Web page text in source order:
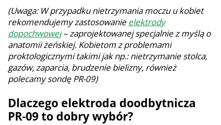
(Uwaga: W przypadku nietrzymania moczu u kobiet
rekomendujemy zastosowanie elektrody
dopochwowej– zaprojektowanej specjalnie z myślą o
anatomii żeńskiej. Kobietom z problemami
proktologicznymi takimi jak np.: nietrzymanie stolca,
gazów, zaparcia, brudzenie bielizny, również
polecamy sondę PR-09)
Dlaczego elektroda doodbytnicza
PR-09 to dobry wybór?